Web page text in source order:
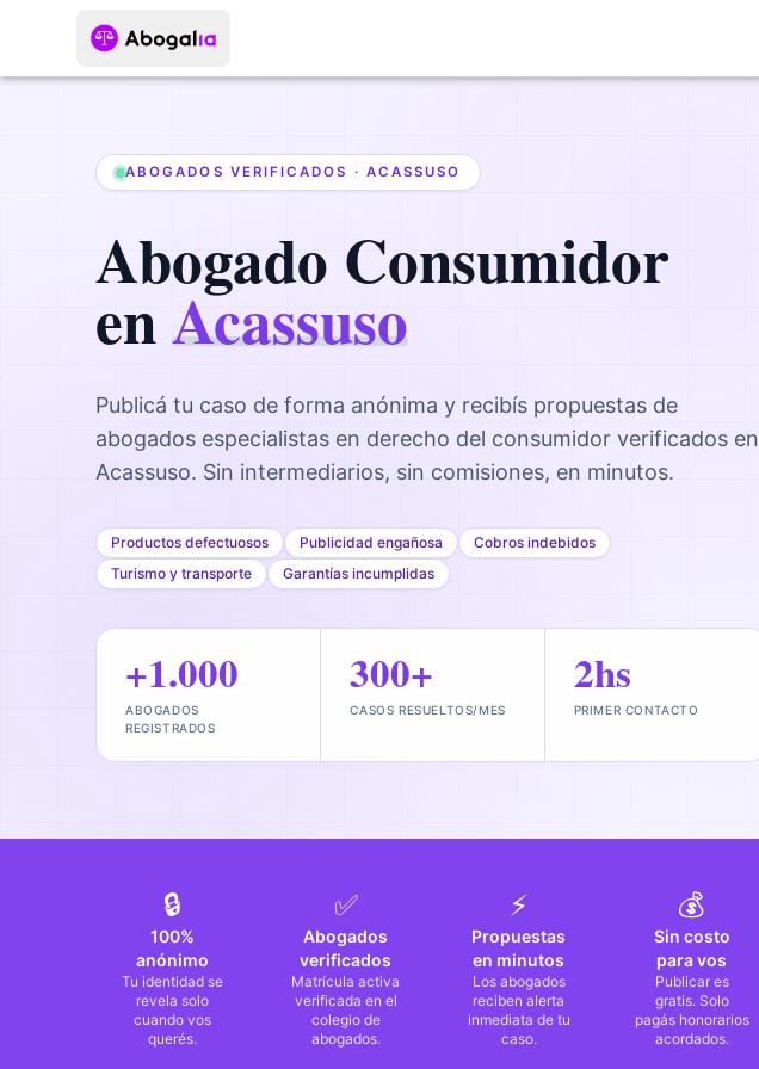
ABOGADOS VERIFICADOS · ACASSUSO
Abogado Consumidor
enAcassuso
Publicá tu caso de forma anónima y recibís propuestas de
abogados especialistas en derecho del consumidor verificados en
Acassuso. Sin intermediarios, sin comisiones, en minutos.
Productos defectuosos Publicidad engañosa
Cobros indebidos
Turismo y transporte
Garantías incumplidas
+1.000
ABOGADOS
REGISTRADOS
300+
CASOS RESUELTOS/MES
2hs
PRIMER CONTACTO
🔒
100%
anónimo
Tu identidad se
revela solo
cuando vos
querés.
✅
Abogados
verificados
Matrícula activa
verificada en el
colegio de
abogados.
⚡
Propuestas
en minutos
Los abogados
reciben alerta
inmediata de tu
caso.
💰
Sin costo
para vos
Publicar es
gratis. Solo
pagás honorarios
acordados.